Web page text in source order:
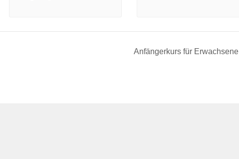
Anfängerkurs für Erwachsene